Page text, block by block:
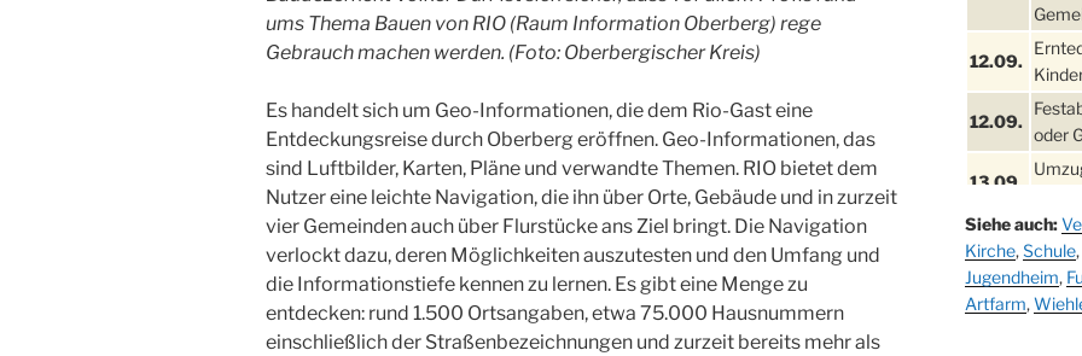
ums Thema Bauen von RIO (Raum Information Oberberg) rege
Gebrauch machen werden. (Foto: Oberbergischer Kreis)
Es handelt sich um Geo-Informationen, die dem Rio-Gast eine
Entdeckungsreise durch Oberberg eröffnen. Geo-Informationen, das
sind Luftbilder, Karten, Pläne und verwandte Themen. RIO bietet dem
Nutzer eine leichte Navigation, die ihn über Orte, Gebäude und in zurzeit
vier Gemeinden auch über Flurstücke ans Ziel bringt. Die Navigation
verlockt dazu, deren Möglichkeiten auszutesten und den Umfang und
die Informationstiefe kennen zu lernen. Es gibt eine Menge zu
entdecken: rund 1.500 Ortsangaben, etwa 75.000 Hausnummern
einschließlich der Straßenbezeichnungen und zurzeit bereits mehr als
12.09.
12.09.
oder
13.09.
19.09.
25. u.
26.09.
Siehe auch:
Kirche,Schule,
Jugendheim,
Artfarm,